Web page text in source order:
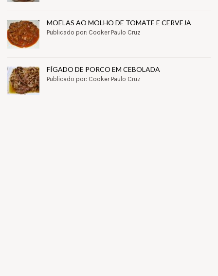
MOELAS AO MOLHO DE TOMATE E CERVEJA
Publicado por: Cooker Paulo Cruz
FÍGADO DE PORCO EM CEBOLADA
Publicado por: Cooker Paulo Cruz